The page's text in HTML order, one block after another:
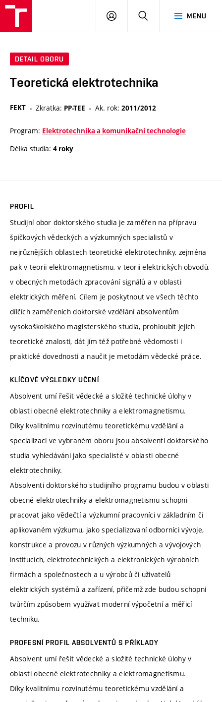
MENU
PŘIHLÁSIT
DETAIL OBORU
Teoretická elektrotechnika
FEKT Zkratka: PP-TEE Ak. rok: 2011/2012
Program: Elektrotechnika a komunikační technologie
Délka studia: 4 roky
PROFIL
Studijní obor doktorského studia je zaměřen na přípravu
špičkových vědeckých a výzkumných specialistů v
nejrůznějších oblastech teoretické elektrotechniky, zejména
pak v teorii elektromagnetismu, v teorii elektrických obvodů,
v obecných metodách zpracování signálů a v oblasti
elektrických měření. Cílem je poskytnout ve všech těchto
dílčích zaměřeních doktorské vzdělání absolventům
vysokoškolského magisterského studia, prohloubit jejich
teoretické znalosti, dát jím též potřebné vědomosti i
praktické dovednosti a naučit je metodám vědecké práce.
KLÍČOVÉ VÝSLEDKY UČENÍ
Absolvent umí řešit vědecké a složité technické úlohy v
oblasti obecné elektrotechniky a elektromagnetismu.
Díky kvalitnímu rozvinutému teoretickému vzdělání a
specializaci ve vybraném oboru jsou absolventi doktorského
studia vyhledáváni jako specialisté v oblasti obecné
elektrotechniky.
Absolventi doktorského studijního programu budou v oblasti
obecné elektrotechniky a elektromagnetismu schopni
pracovat jako vědečtí a výzkumní pracovníci v základním či
aplikovaném výzkumu, jako specializovaní odborníci vývoje,
konstrukce a provozu v různých výzkumných a vývojových
institucích, elektrotechnických a elektronických výrobních
firmách a společnostech a u výrobců či uživatelů
elektrických systémů a zařízení, přičemž zde budou schopni
tvůrčím způsobem využívat moderní výpočetní a měřicí
techniku.
PROFESNÍ PROFIL ABSOLVENTŮ S PŘÍKLADY
Absolvent umí řešit vědecké a složité technické úlohy v
oblasti obecné elektrotechniky a elektromagnetismu.
Díky kvalitnímu rozvinutému teoretickému vzdělání a